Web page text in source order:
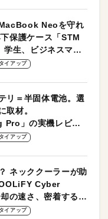
Neoを守れ
保護ケース「STM
生、ビジネスマン
適！
タイアップ
リ＝半固体電池。選
取材。
」の実機レビュ
タイアップ
ネッククーラーが助
Cyber
の速さ、密着する冷
な操作性がグッド！
タイアップ